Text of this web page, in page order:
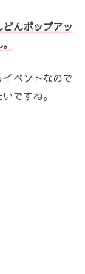
んポップアッ
ベントなので
ですね。